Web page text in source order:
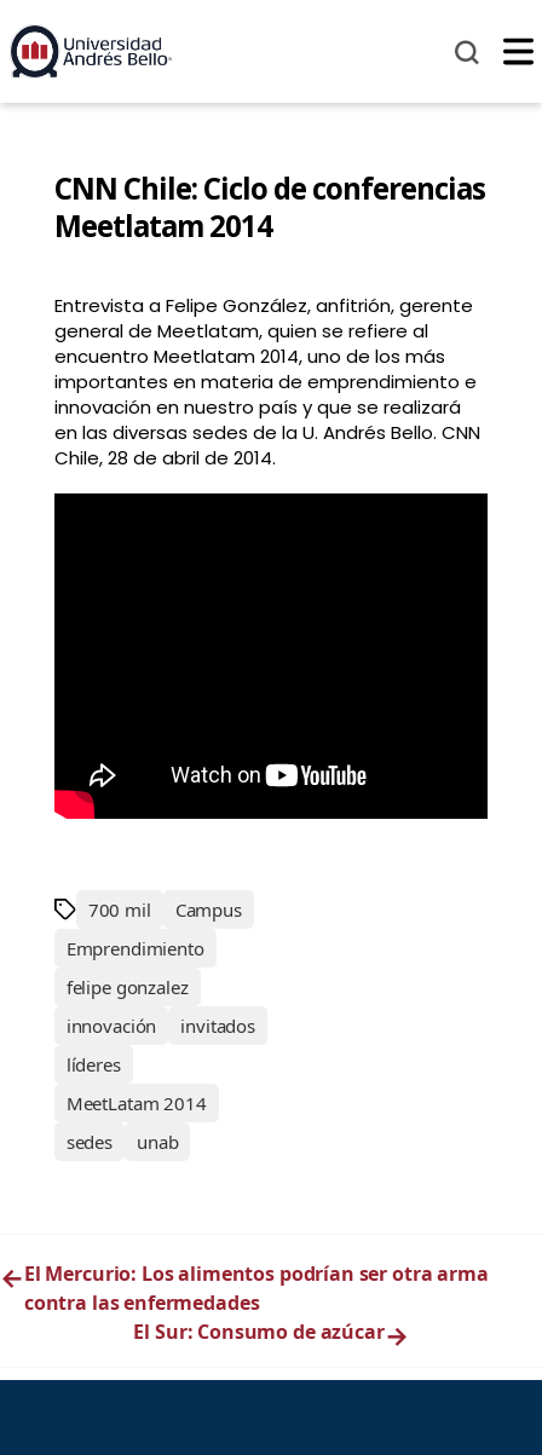
CNN Chile: Ciclo de conferencias
Meetlatam 2014
Entrevista a Felipe González, anfitrión, gerente
general de Meetlatam, quien se refiere al
encuentro Meetlatam 2014, uno de los más
importantes en materia de emprendimiento e
innovación en nuestro país y que se realizará
en las diversas sedes de la U. Andrés Bello. CNN
Chile, 28 de abril de 2014.
700 mil
Campus
Emprendimiento
felipe gonzalez
innovación
invitados
líderes
MeetLatam 2014
sedes
unab
←El Mercurio: Los alimentos podrían ser otra arma
contra las enfermedades
El Sur: Consumo de azúcar→